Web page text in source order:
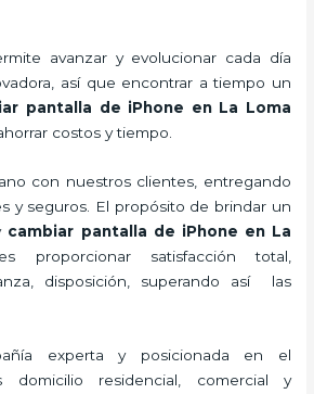
avanzar y evolucionar cada día
así que encontrar a tiempo un
pantalla de iPhone en La Loma
costos y tiempo.
con nuestros clientes, entregando
y seguros. El propósito de brindar un
cambiar pantalla de iPhone en La
proporcionar satisfacción total,
disposición, superando así las
experta y posicionada en el
domicilio residencial, comercial y